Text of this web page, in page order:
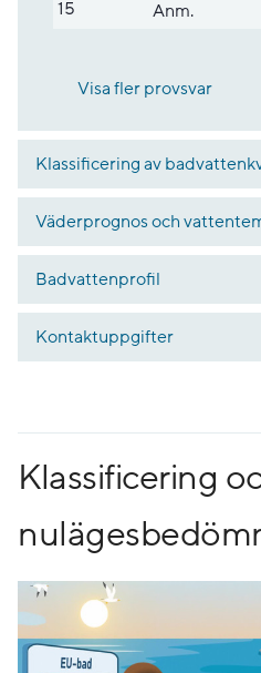
15
Anm.
Visa fler provsvar
Klassificering av
Väderprognos och
Badvattenprofil
Kontaktuppgifter
Klassificering